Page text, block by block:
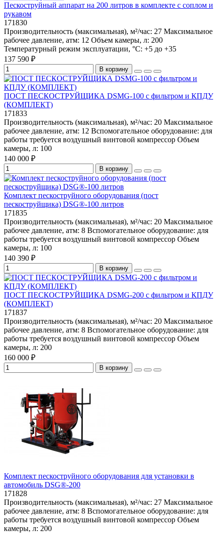
Пескоструйный аппарат на 200 литров в комплекте с соплом и
рукавом
171830
Производительность (максимальная), м²/час: 27 Максимальное
рабочее давление, атм: 12 Объем камеры, л: 200
Температурный режим эксплуатации, °C: +5 до +35
137 590 ₽
В корзину
ПОСТ ПЕСКОСТРУЙЩИКА DSMG-100 с фильтром и КПДУ
(КОМПЛЕКТ)
171833
Производительность (максимальная), м²/час: 20 Максимальное
рабочее давление, атм: 12 Вспомогательное оборудование: для
работы требуется воздушный винтовой компрессор Объем
камеры, л: 100
140 000 ₽
В корзину
Комплект пескоструйного оборудования (пост
пескоструйщика) DSG®-100 литров
171835
Производительность (максимальная), м²/час: 20 Максимальное
рабочее давление, атм: 8 Вспомогательное оборудование: для
работы требуется воздушный винтовой компрессор Объем
камеры, л: 100
140 390 ₽
В корзину
ПОСТ ПЕСКОСТРУЙЩИКА DSMG-200 с фильтром и КПДУ
(КОМПЛЕКТ)
171837
Производительность (максимальная), м²/час: 20 Максимальное
рабочее давление, атм: 8 Вспомогательное оборудование: для
работы требуется воздушный винтовой компрессор Объем
камеры, л: 200
160 000 ₽
В корзину
Комплект пескоструйного оборудования для установки в
автомобиль DSG®-200
171828
Производительность (максимальная), м²/час: 27 Максимальное
рабочее давление, атм: 8 Вспомогательное оборудование: для
работы требуется воздушный винтовой компрессор Объем
камеры, л: 200